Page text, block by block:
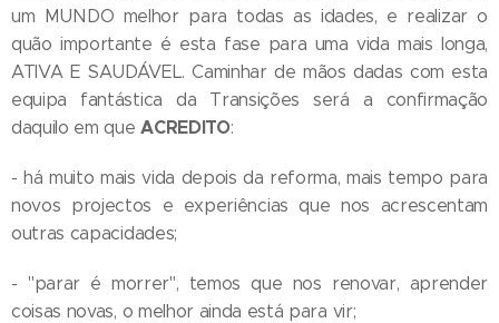
um MUNDO melhor para todas as idades, e realizar o
quão importante é esta fase para uma vida mais longa,
ATIVA E SAUDÁVEL. Caminhar de mãos dadas com esta
equipa fantástica da Transições será a confirmação
daquilo em queACREDITO:
- há muito mais vida depois da reforma, mais tempo para
novos projectos e experiências que nos acrescentam
outras capacidades;
- "parar é morrer", temos que nos renovar, aprender
coisas novas, o melhor ainda está para vir;